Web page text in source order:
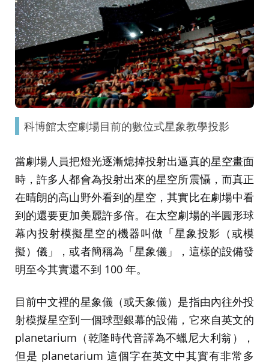
科博館太空劇場目前的數位式星象教學投影
當劇場人員把燈光逐漸熄掉投射出逼真的星空畫面
時，許多人都會為投射出來的星空所震懾，而真正
在晴朗的高山野外看到的星空，其實比在劇場中看
到的還要更加美麗許多倍。在太空劇場的半圓形球
幕內投射模擬星空的機器叫做「星象投影（或模
擬）儀」，或者簡稱為「星象儀」，這樣的設備發
明至今其實還不到 100 年。
目前中文裡的星象儀（或天象儀）是指由內往外投
射模擬星空到一個球型銀幕的設備，它來自英文的
planetarium（乾隆時代音譯為不蠟尼大利翁），
但是 planetarium 這個字在英文中其實有非常多